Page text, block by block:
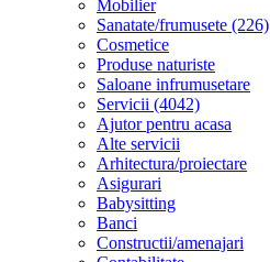
Mobilier
Sanatate/frumusete (226)
Cosmetice
Produse naturiste
Saloane infrumusetare
Servicii (4042)
Ajutor pentru acasa
Alte servicii
Arhitectura/proiectare
Asigurari
Babysitting
Banci
Constructii/amenajari